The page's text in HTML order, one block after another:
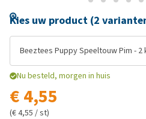
Kies uw product (2
Beeztees Puppy Speeltouw Pim - 2
Nu besteld, morgen in huis
€ 4,55
(€ 4,55 / st)